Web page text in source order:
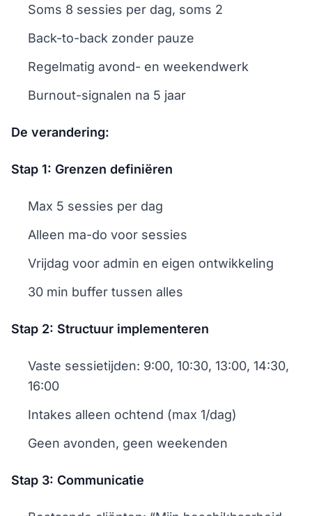
Soms 8 sessies per dag, soms 2
Back-to-back zonder pauze
Regelmatig avond- en weekendwerk
Burnout-signalen na 5 jaar
De verandering:
Stap 1: Grenzen definiëren
Max 5 sessies per dag
Alleen ma-do voor sessies
Vrijdag voor admin en eigen ontwikkeling
30 min buffer tussen alles
Stap 2: Structuur implementeren
Vaste sessietijden: 9:00, 10:30, 13:00, 14:30,
16:00
Intakes alleen ochtend (max 1/dag)
Geen avonden, geen weekenden
Stap 3: Communicatie